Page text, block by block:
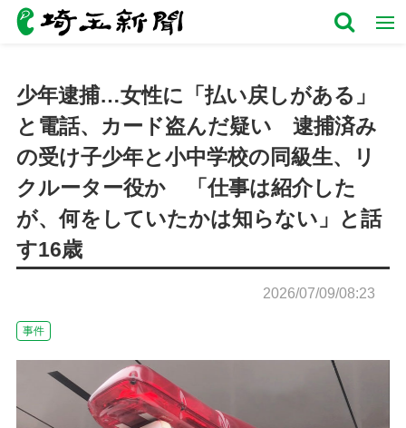
少年逮捕…女性に「払い戻しがある」
と電話、カード盗んだ疑い 逮捕済み
の受け子少年と小中学校の同級生、リ
クルーター役か 「仕事は紹介した
が、何をしていたかは知らない」と話
す16歳
2026/07/09/08:23
事件